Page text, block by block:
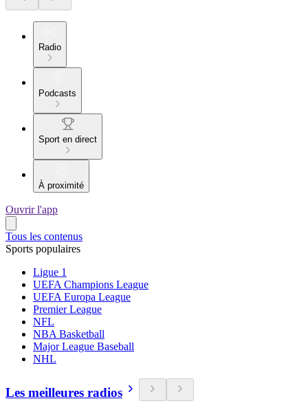
Radio
Podcasts
Sport en direct
À proximité
Ouvrir l'app
Tous les contenus
Sports populaires
Ligue 1
UEFA Champions League
UEFA Europa League
Premier League
NFL
NBA Basketball
Major League Baseball
NHL
Les meilleures radios